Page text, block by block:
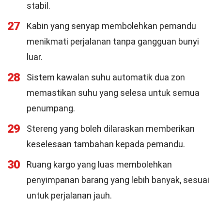
stabil.
27
Kabin yang senyap membolehkan pemandu
menikmati perjalanan tanpa gangguan bunyi
luar.
28
Sistem kawalan suhu automatik dua zon
memastikan suhu yang selesa untuk semua
penumpang.
29
Stereng yang boleh dilaraskan memberikan
keselesaan tambahan kepada pemandu.
30
Ruang kargo yang luas membolehkan
penyimpanan barang yang lebih banyak, sesuai
untuk perjalanan jauh.